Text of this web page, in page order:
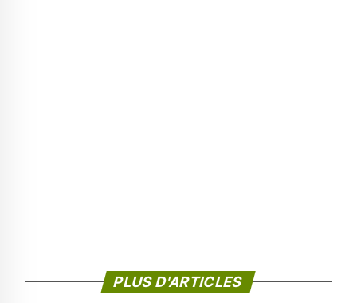
PLUS D'ARTICLES